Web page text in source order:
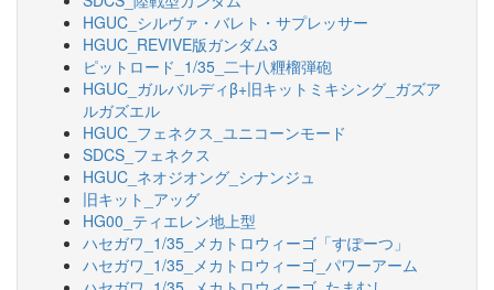
HGUC_シルヴァ・バレト・サプレッサー
HGUC_REVIVE版ガンダム3
ピットロード_1/35_二十八糎榴弾砲
HGUC_ガルバルディβ+旧キットミキシング_ガズア
ルガズエル
HGUC_フェネクス_ユニコーンモード
SDCS_フェネクス
HGUC_ネオジオング_シナンジュ
旧キット_アッグ
HG00_ティエレン地上型
ハセガワ_1/35_メカトロウィーゴ「すぽーつ」
ハセガワ_1/35_メカトロウィーゴ_パワーアーム